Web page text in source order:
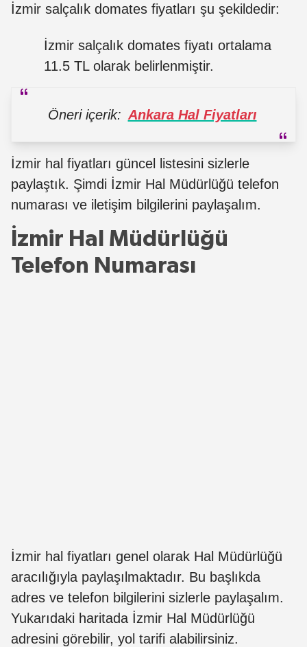
İzmir salçalık domates fiyatları şu şekildedir:
İzmir salçalık domates fiyatı ortalama
11.5 TL olarak belirlenmiştir.
Öneri içerik: Ankara Hal Fiyatları
İzmir hal fiyatları güncel listesini sizlerle
paylaştık. Şimdi İzmir Hal Müdürlüğü telefon
numarası ve iletişim bilgilerini paylaşalım.
İzmir Hal Müdürlüğü
Telefon Numarası
İzmir hal fiyatları genel olarak Hal Müdürlüğü
aracılığıyla paylaşılmaktadır. Bu başlıkda
adres ve telefon bilgilerini sizlerle paylaşalım.
Yukarıdaki haritada İzmir Hal Müdürlüğü
adresini görebilir, yol tarifi alabilirsiniz.